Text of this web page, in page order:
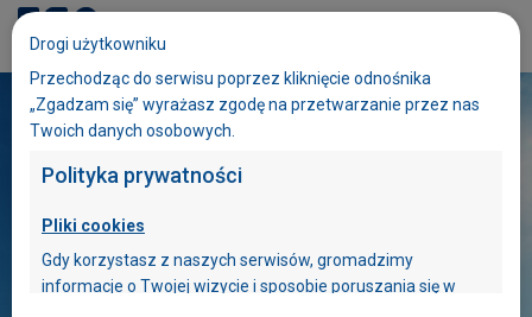
Drogi użytkowniku
Przechodząc do serwisu poprzez kliknięcie odnośnika
„Zgadzam się” wyrażasz zgodę na przetwarzanie przez nas
Twoich danych osobowych.
Polityka prywatności
Pliki cookies
Gdy korzystasz z naszych serwisów, gromadzimy
informacje o Twojej wizycie i sposobie poruszania się w